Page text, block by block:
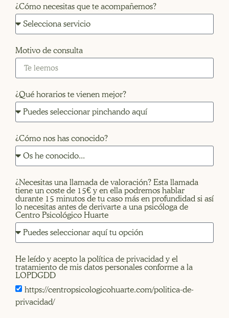
¿Cómo necesitas que te acompañemos?
Motivo de consulta
¿Qué horarios te vienen mejor?
¿Cómo nos has conocido?
¿Necesitas una llamada de valoración? Esta llamada
tiene un coste de 15€ y en ella podremos hablar
durante 15 minutos de tu caso más en profundidad si así
lo necesitas antes de derivarte a una psicóloga de
Centro Psicológico Huarte
He leído y acepto la política de privacidad y el
tratamiento de mis datos personales conforme a la
LOPDGDD
https://centropsicologicohuarte.com/politica-de-
privacidad/